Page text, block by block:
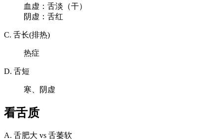
血虚：舌淡（干）
阴虚：舌红
C. 舌长(排热)
热症
D. 舌短
寒、阴虚
看舌质
A. 舌肥大 vs 舌萎软